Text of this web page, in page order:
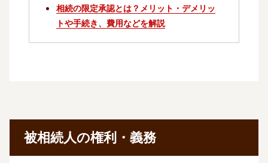
相続の限定承認とは？メリット・デメリッ
トや手続き、費用などを解説
被相続人の権利・義務